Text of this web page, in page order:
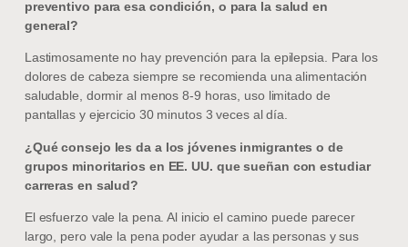
preventivo para esa condición, o para la salud en
general?
Lastimosamente no hay prevención para la epilepsia. Para los
dolores de cabeza siempre se recomienda una alimentación
saludable, dormir al menos 8-9 horas, uso limitado de
pantallas y ejercicio 30 minutos 3 veces al día.
¿Qué consejo les da a los jóvenes inmigrantes o de
grupos minoritarios en EE. UU. que sueñan con estudiar
carreras en salud?
El esfuerzo vale la pena. Al inicio el camino puede parecer
largo, pero vale la pena poder ayudar a las personas y sus